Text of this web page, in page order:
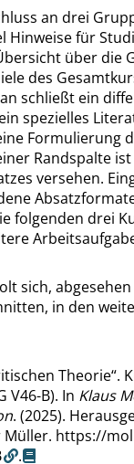
an drei
für
über die
des
schließt ein
spezielles
Formulierung
Randspalte
versehen.
folgenden drei
sich,
in den
Theorie“.
V46-B). In Klaus
. (2025).
Müller. https://
.